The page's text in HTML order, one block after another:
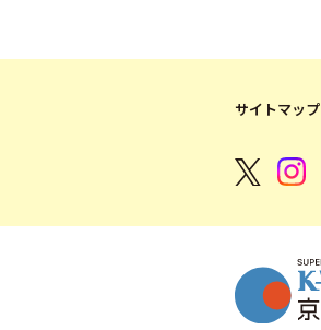
サイトマップ